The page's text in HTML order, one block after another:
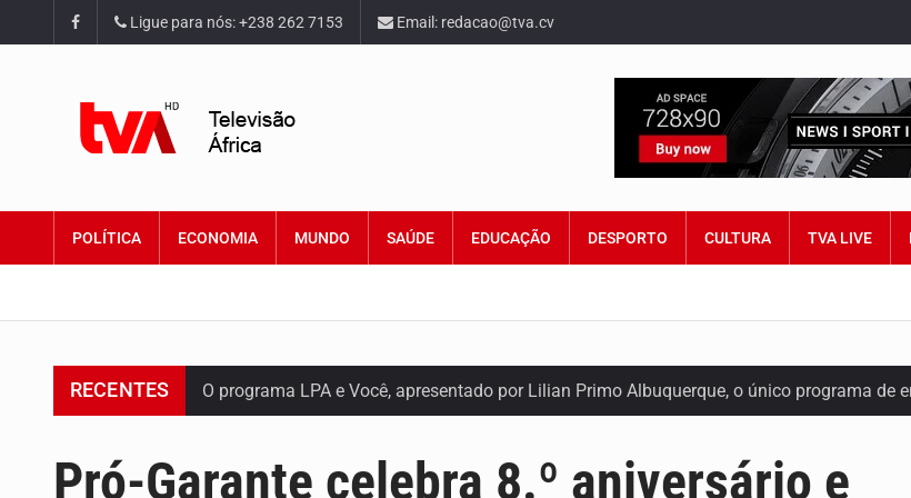
Ligue para nós: +238 262 7153 Email: redacao@tva.cv
POLÍTICA ECONOMIA MUNDO SAÚDE EDUCAÇÃO DESPORTO CULTURA TVA LIVE
RECENTES O programa LPA e Você, apresentado por Lilian Primo Albuquerque, o único programa de
Pró-Garante celebra 8.º aniversário e